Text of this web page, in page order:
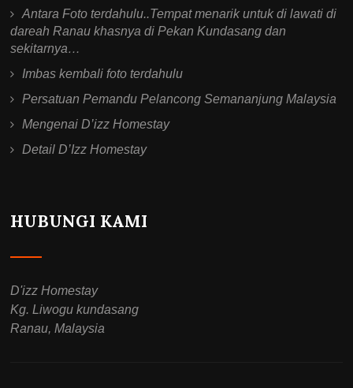
Antara Foto terdahulu..Tempat menarik untuk di lawati di
dareah Ranau khasnya di Pekan Kundasang dan
sekitarnya…
Imbas kembali foto terdahulu
Persatuan Pemandu Pelancong Semananjung Malaysia
Mengenai D’izz Homestay
Detail D’Izz Homestay
HUBUNGI KAMI
D'izz Homestay
Kg. Liwogu kundasang
Ranau, Malaysia